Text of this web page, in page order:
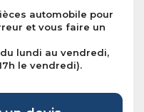
automobile pour
et vous faire un
lundi au vendredi,
le vendredi).